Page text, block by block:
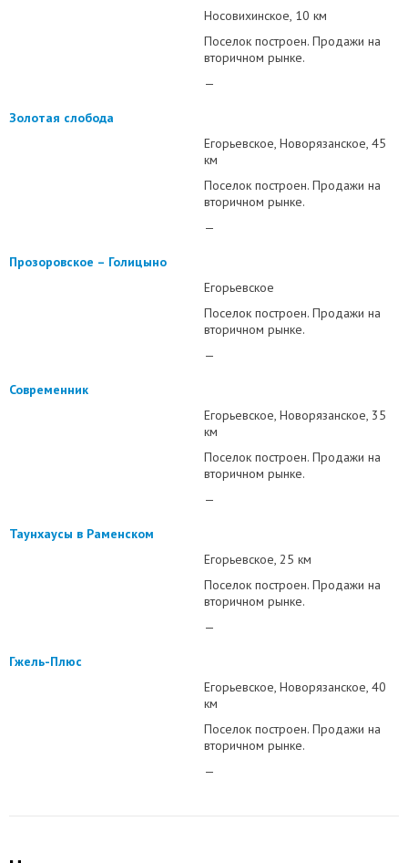
Носовихинское 10 км
Поселок построен. Продажи на
вторичном рынке.
—
Золотая слобода
Егорьевское Новорязанское 45
км
Поселок построен. Продажи на
вторичном рынке.
—
Прозоровское – Голицыно
Егорьевское
Поселок построен. Продажи на
вторичном рынке.
—
Современник
Егорьевское Новорязанское 35
км
Поселок построен. Продажи на
вторичном рынке.
—
Таунхаусы в Раменском
Егорьевское 25 км
Поселок построен. Продажи на
вторичном рынке.
—
Гжель-Плюс
Егорьевское Новорязанское 40
км
Поселок построен. Продажи на
вторичном рынке.
—